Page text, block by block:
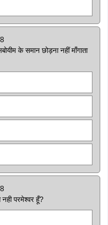
के समान छोड़ना नहीं माँगाता
नही परमेश्वर हूँ?